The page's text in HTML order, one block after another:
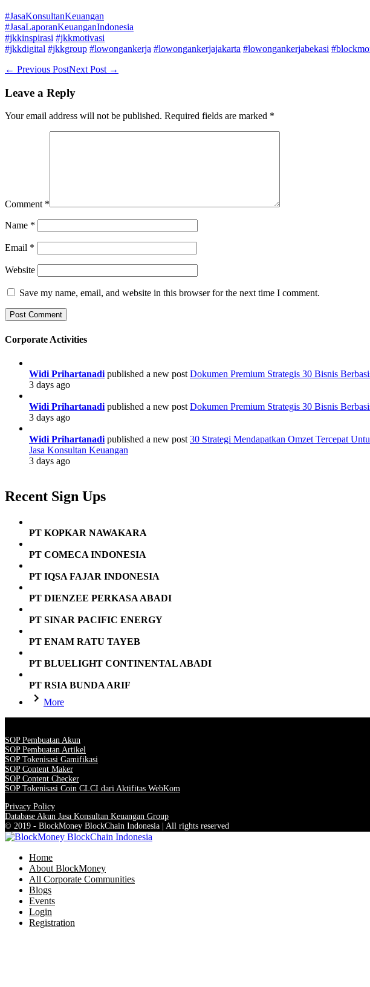
#JasaKonsultanKeuangan
#JasaLaporanKeuanganIndonesia
#jkkinspirasi #jkkmotivasi
#jkkdigital #jkkgroup #lowongankerja #lowongankerjajakarta #lowongankerjabekasi
Post
← Previous PostNext Post →
Leave a Reply
Your email address will not be published. Required fields are marked *
Comment *
Name *
Email *
Website
Save my name, email, and website in this browser for the next time I comment.
Corporate Activities
Widi Prihartanadi published a new post Dokumen Premium Strategis 30 Bisnis
3 days ago
Widi Prihartanadi published a new post Dokumen Premium Strategis 30 Bisnis
3 days ago
Widi Prihartanadi published a new post 30 Strategi Mendapatkan Omzet Tercepat
Jasa Konsultan Keuangan
3 days ago
Recent Sign Ups
PT KOPKAR NAWAKARA
PT COMECA INDONESIA
PT IQSA FAJAR INDONESIA
PT DIENZEE PERKASA ABADI
PT SINAR PACIFIC ENERGY
PT ENAM RATU TAYEB
PT BLUELIGHT CONTINENTAL ABADI
PT RSIA BUNDA ARIF
More
SOP Pembuatan Akun
SOP Pembuatan Artikel
SOP Tokenisasi Gamifikasi
SOP Content Maker
SOP Content Checker
SOP Tokenisasi Coin CLCI dari Aktifitas WebKom
Privacy Policy
Database Akun Jasa Konsultan Keuangan Group
© 2019 - BlockMoney BlockChain Indonesia | All rights reserved
Home
About BlockMoney
All Corporate Communities
Blogs
Events
Login
Registration